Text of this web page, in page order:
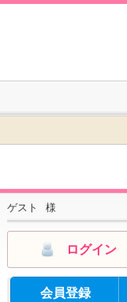
ゲスト 様
ログイン
会員登録